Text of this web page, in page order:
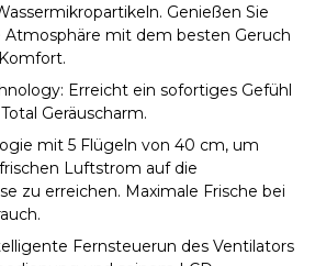
Genießen Sie
mit dem besten Geruch
Erreicht ein sofortiges Gefühl
Geräuscharm.
mit 5 Flügeln von 40 cm, um
Luftstrom auf die
zu erreichen. Maximale Frische bei
Fernsteuerun des Ventilators